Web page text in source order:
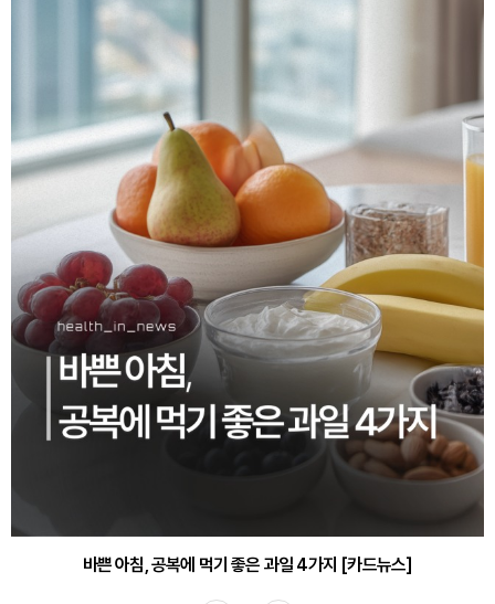
바쁜 아침, 공복에 먹기 좋은 과일 4가지 [카드뉴스]
30대부터 유병률 2배...여자에게 꼭 필요한 검사는? [카드뉴스]